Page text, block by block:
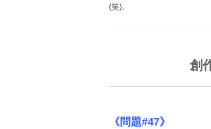
(笑)。
創
《問題#47》